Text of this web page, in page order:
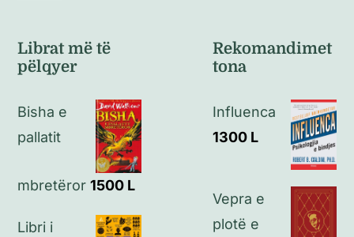
Politikat e kthimeve
Politikat e privatësisë
Librat më të
pëlqyer
Bisha e
pallatit
mbretëror 1500 L
Libri i
Rekomandimet
tona
Influenca
1300 L
Vepra e
plotë e